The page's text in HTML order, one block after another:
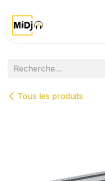
Tous les produits